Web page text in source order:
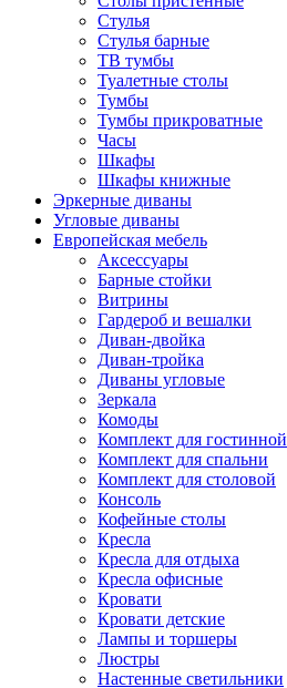
Стулья
Стулья барные
ТВ тумбы
Туалетные столы
Тумбы
Тумбы прикроватные
Часы
Шкафы
Шкафы книжные
Эркерные диваны
Угловые диваны
Европейская мебель
Аксессуары
Барные стойки
Витрины
Гардероб и вешалки
Диван-двойка
Диван-тройка
Диваны угловые
Зеркала
Комоды
Комплект для гостинной
Комплект для спальни
Комплект для столовой
Консоль
Кофейные столы
Кресла
Кресла для отдыха
Кресла офисные
Кровати
Кровати детские
Лампы и торшеры
Люстры
Настенные светильники